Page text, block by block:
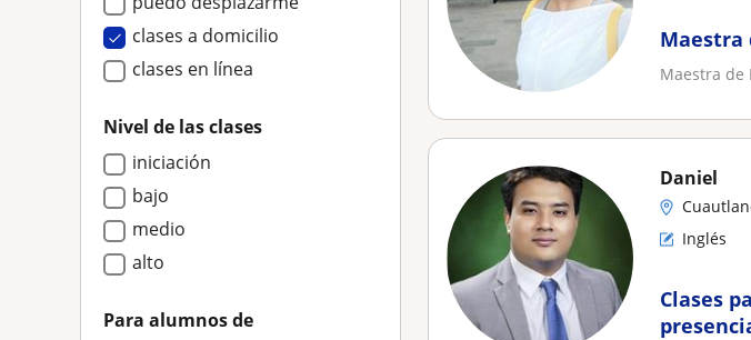
clases a domicilio
clases en línea
Nivel de las clases
iniciación
bajo
medio
alto
Para alumnos de
Maestra
Maestra de
Daniel
Inglés
Clases